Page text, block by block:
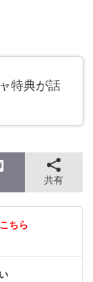
特典が話
共有
ちら